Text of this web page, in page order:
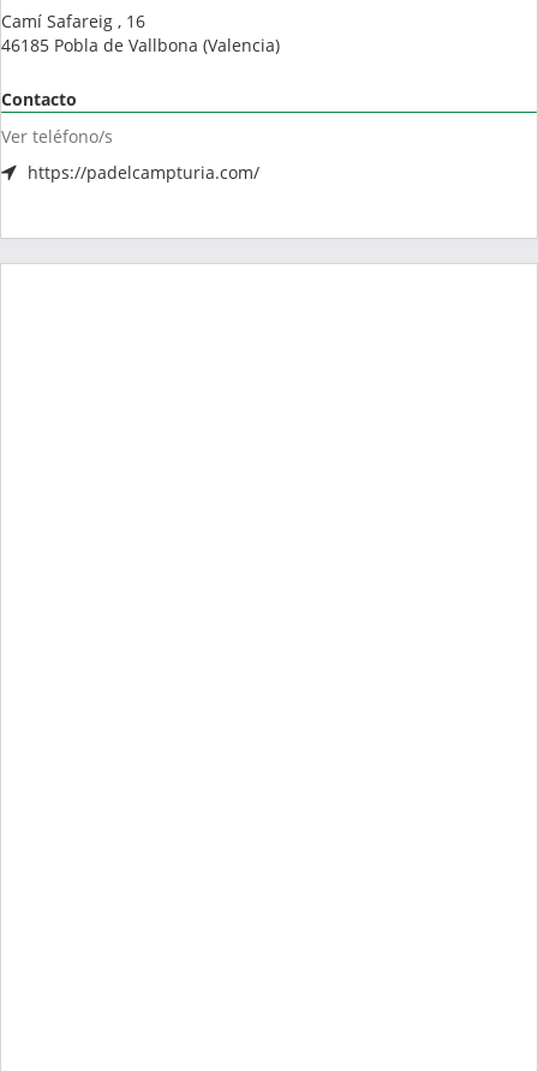
Camí Safareig , 16
46185 Pobla de Vallbona (Valencia)
Contacto
Ver teléfono/s
https://padelcampturia.com/